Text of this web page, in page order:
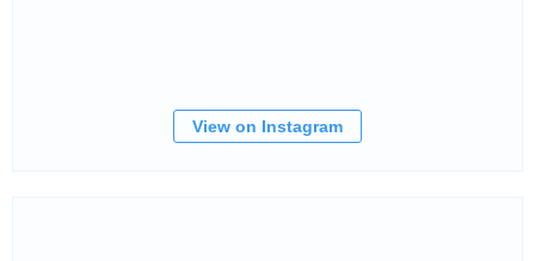
View on Instagram